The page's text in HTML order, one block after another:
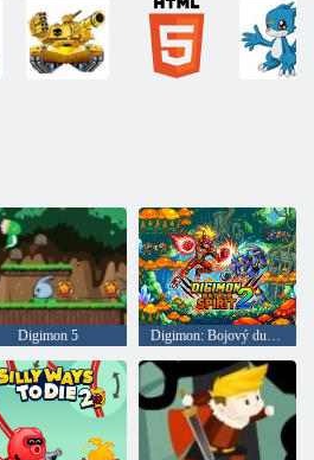
Digimon 5 Digimon: Bojový duch 2